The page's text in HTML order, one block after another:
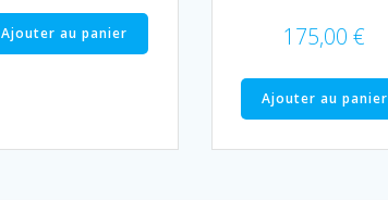
Ajouter au panier 175,00€
Ajouter au panier